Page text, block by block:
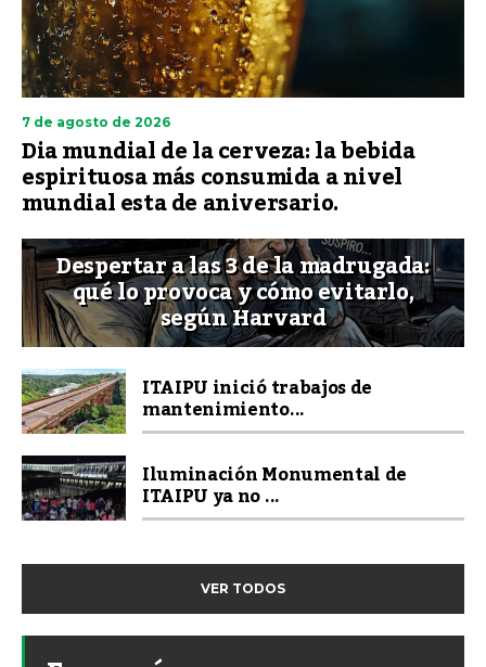
7 de agosto de 2026
Dia mundial de la cerveza: la bebida
espirituosa más consumida a nivel
mundial esta de aniversario.
Despertar a las 3 de la madrugada:
qué lo provoca y cómo evitarlo,
según Harvard
ITAIPU inició trabajos de
mantenimiento...
Iluminación Monumental de
ITAIPU ya no ...
VER TODOS